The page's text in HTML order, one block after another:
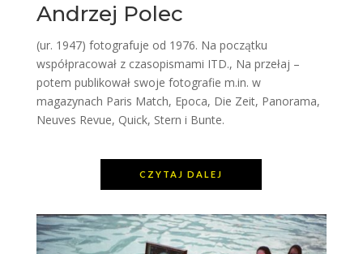
Andrzej Polec
(ur. 1947) fotografuje od 1976. Na początku
współpracował z czasopismami ITD., Na przełaj –
potem publikował swoje fotografie m.in. w
magazynach Paris Match, Epoca, Die Zeit, Panorama,
Neuves Revue, Quick, Stern i Bunte.
CZYTAJ DALEJ